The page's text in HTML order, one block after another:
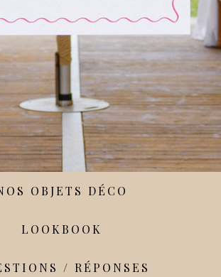
OBJETS DÉCO
LOOKBOOK
/ RÉPONSES